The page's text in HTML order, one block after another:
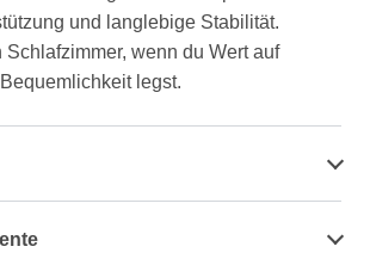
und langlebige Stabilität.
Schlafzimmer, wenn du Wert auf
legst.